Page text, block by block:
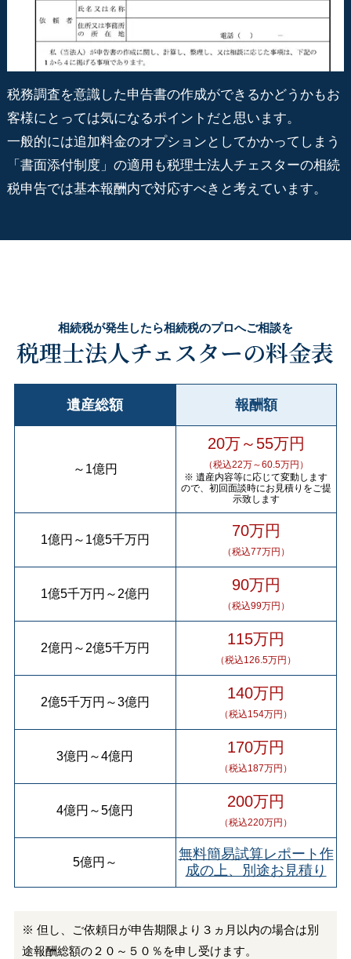
税務調査を意識した申告書の作成ができるかどうかもお
客様にとっては気になるポイントだと思います。
一般的には追加料金のオプションとしてかかってしまう
「書面添付制度」の適用も税理士法人チェスターの相続
税申告では基本報酬内で対応すべきと考えています。
相続税が発生したら相続税のプロへご相談を
税理士法人チェスターの料金表
遺産総額 報酬額
～ 1億円
20万～55万円
（税込22万～60.5万円）
※ 遺産内容等に応じて変動します
ので、初回面談時にお見積りをご提
示致します
1億円 ～ 1億5千万円 70万円
（税込77万円）
1億5千万円 ～ 2億円 90万円
（税込99万円）
2億円 ～ 2億5千万円 115万円
（税込126.5万円）
2億5千万円 ～3億円 140万円
（税込154万円）
3億円 ～4億円 170万円
（税込187万円）
4億円 ～5億円 200万円
（税込220万円）
5億円 ～
無料簡易試算レポート作
成の上、別途お見積り
※ 但し、ご依頼日が申告期限より３ヵ月以内の場合は別
途報酬総額の２０～５０％を申し受けます。